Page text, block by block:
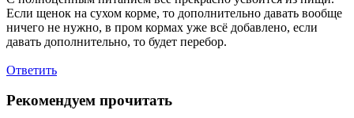
Если щенок на сухом корме, то дополнительно давать вообще
ничего не нужно, в пром кормах уже всё добавлено, если
давать дополнительно, то будет перебор.
Ответить
Рекомендуем прочитать